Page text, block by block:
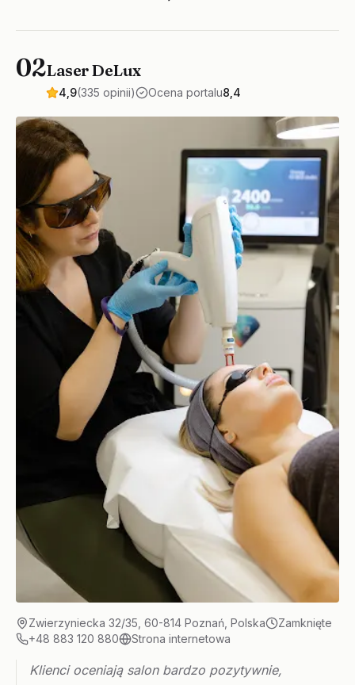
02Laser DeLux
4,9(335 opinii) Ocena portalu8,4
Zwierzyniecka 32/35, 60-814 Poznań, Polska
Zamknięte
+48 883 120 880
Strona internetowa
Klienci oceniają salon bardzo pozytywnie,